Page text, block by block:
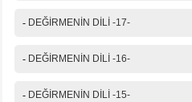
- DEĞİRMENİN DİLİ -17-
- DEĞİRMENİN DİLİ -16-
- DEĞİRMENİN DİLİ -15-